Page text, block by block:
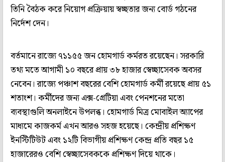
তিনি বৈঠক করে নিয়োগ প্রক্রিয়ায় স্বচ্ছতার জন্য বোর্ড গঠনের
নির্দেশ দেন।
বর্তমানে রাজ্যে ৭১১৫৫ জন হোমগার্ড কর্মরত রয়েছেন। সরকারি
তথ্য মতে আগামী ১০ বছরে প্রায় ৩৮ হাজার স্বেচ্ছাসেবক অবসর
নেবেন। রাজ্যে পঞ্চাশ বছরের বেশি হোমগার্ড কর্মী রয়েছে প্রায় ৫১
শতাংশ। কর্মীদের জন্য এক্স-গ্রেটিয়া এবং পেনশনের মতো
ব্যবস্থাগুলি অনলাইনে উপলব্ধ। হোমগার্ড মিত্র মোবাইল অ্যাপের
মাধ্যমে কাজকর্ম এখন আরও সহজ হয়েছে। কেন্দ্রীয় প্রশিক্ষণ
ইনস্টিটিউট এবং ১২টি বিভাগীয় প্রশিক্ষণ কেন্দ্র প্রতি বছর ১৫
হাজারেরও বেশি স্বেচ্ছাসেবককে প্রশিক্ষণ দিয়ে থাকে।